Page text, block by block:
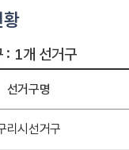
: 1개 선거구
선거구명
리시선거구